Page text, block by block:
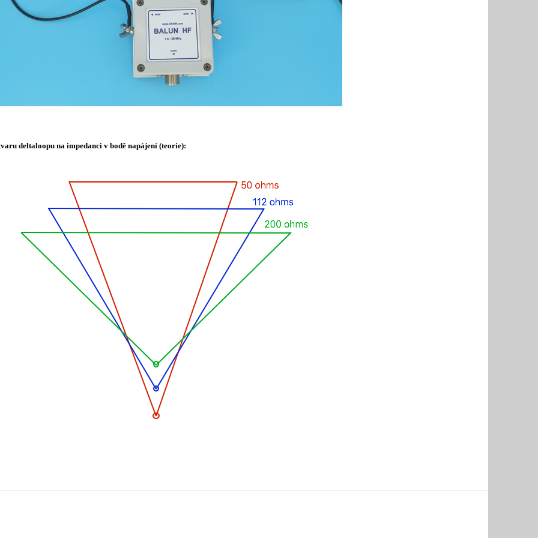
deltaloopu na impedanci v bodě napájení (teorie):